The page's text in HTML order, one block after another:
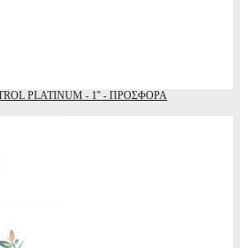
PLATINUM - 1'' - ΠΡΟΣΦΟΡΑ